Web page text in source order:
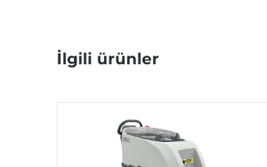
İlgili ürünler